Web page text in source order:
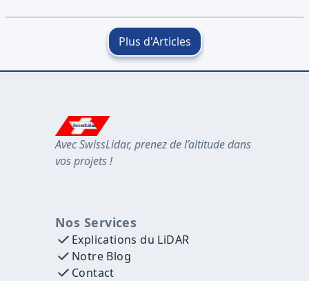
Plus d'Articles
S wissLidar
S wissLidar
S wissLidar
Avec SwissLidar, prenez de l’altitude dans
vos projets !
Nos Services
Explications du LiDAR
Notre Blog
Contact